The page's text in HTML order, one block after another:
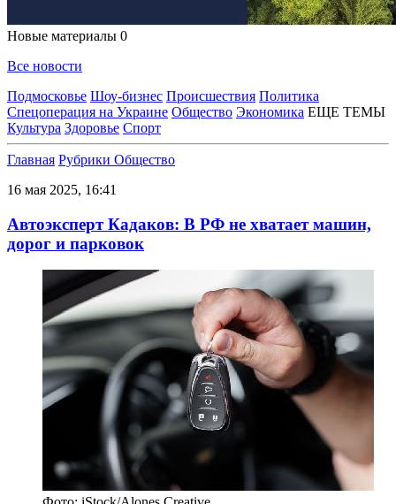
Новые материалы 0
Все новости
Подмосковье Шоу-бизнес Происшествия Политика
Спецоперация на Украине Общество Экономика ЕЩЕ ТЕМЫ
Культура Здоровье Спорт
Главная Рубрики Общество
16 мая 2025, 16:41
Автоэксперт Кадаков: В РФ не хватает машин,
дорог и парковок